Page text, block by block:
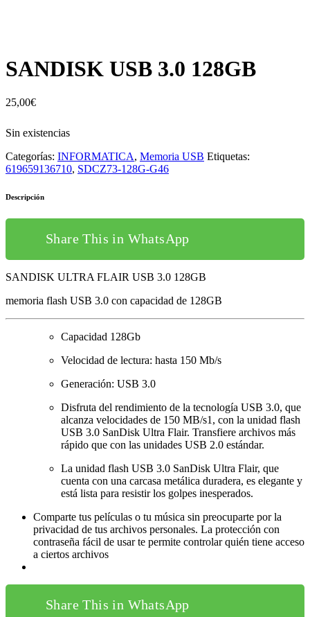
SANDISK USB 3.0 128GB
25,00€
Sin existencias
Categorías: INFORMATICA, Memoria USB Etiquetas:
619659136710, SDCZ73-128G-G46
Descripción
Share This in WhatsApp
SANDISK ULTRA FLAIR USB 3.0 128GB
memoria flash USB 3.0 con capacidad de 128GB
Capacidad 128Gb
Velocidad de lectura: hasta 150 Mb/s
Generación: USB 3.0
Disfruta del rendimiento de la tecnología USB 3.0, que
alcanza velocidades de 150 MB/s1, con la unidad flash
USB 3.0 SanDisk Ultra Flair. Transfiere archivos más
rápido que con las unidades USB 2.0 estándar.
La unidad flash USB 3.0 SanDisk Ultra Flair, que
cuenta con una carcasa metálica duradera, es elegante y
está lista para resistir los golpes inesperados.
Comparte tus películas o tu música sin preocuparte por la
privacidad de tus archivos personales. La protección con
contraseña fácil de usar te permite controlar quién tiene acceso
a ciertos archivos
Share This in WhatsApp